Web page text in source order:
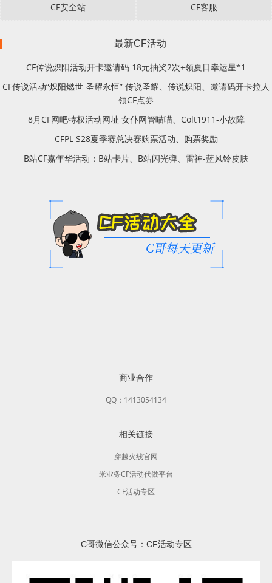
CF安全站 CF客服
最新CF活动
CF传说炽阳活动开卡邀请码 18元抽奖2次+领夏日幸运星*1
CF传说活动“炽阳燃世 圣耀永恒” 传说圣耀、传说炽阳、邀请码开卡拉人
领CF点券
8月CF网吧特权活动网址 女仆网管喵喵、Colt1911-小故障
CFPL S28夏季赛总决赛购票活动、购票奖励
B站CF嘉年华活动：B站卡片、B站闪光弹、雷神-蓝风铃皮肤
商业合作
QQ：1413054134
相关链接
穿越火线官网
米业务CF活动代做平台
CF活动专区
C哥微信公众号：CF活动专区